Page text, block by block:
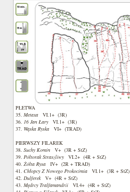
PŁETWA
35. Metaxa VI.1+ (3R)
36. 16 Jan ŁaryVI.1+ (3R)
37. Wąska Ryska VI+ (TRAD)
PIERWSZY FILAREK
38. Suchy Komin V+ (3R + StZ)
39. Półtorak StraszliwyVI.2+ (4R + StZ)
40. Żółta Rysa IV+ (2R + TRAD)
41. Chłopcy Z Nowego Prokocimia VI.1+ (3R + StZ)
42. DulferekV+ (4R + StZ)
43. Mędrcy Tralfamandrii VI.4+ (4R + StZ)